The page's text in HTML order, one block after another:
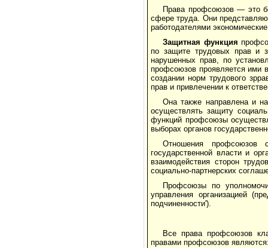
Права профсоюзов — это
сфере труда. Они
работодателями
Защитная функция
по защите трудовых прав и
нарушенных прав, по
профсоюзов проявля­ется ими
создании норм трудового
прав и привлечении к
Она также направлена и
осуществлять защиту
функций профсоюзы
выборах органов
Отношения профсоюзов
государственной власти и
взаимодействия сторон
социально-партнерских
Профсоюзы по
управления организацией
подчиненности').
Все права профсоюзов
правами профсоюзов